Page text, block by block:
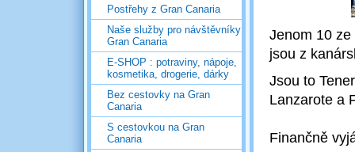
Postřehy z Gran Canaria
Naše služby pro návštěvníky
Gran Canaria
E-SHOP : potraviny, nápoje,
kosmetika, drogerie, dárky
Bez cestovky na Gran
Canaria
S cestovkou na Gran
Canaria
Jenom 10
jsou z
Jsou to
Lanzarote a
Finančně